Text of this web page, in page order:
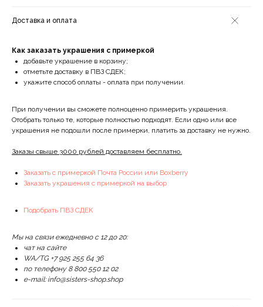
Доставка и оплата
Как заказать украшения с примеркой
добавьте украшение в корзину;
отметьте доставку в ПВЗ СДЕК;
укажите способ оплаты - оплата при получении.
При получении вы сможете полноценно примерить украшения.
Отобрать только те, которые полностью подходят. Если одно или все
украшения не подошли после примерки, платить за доставку не нужно.
Заказы свыше 3000 рублей доставляем бесплатно.
Заказать с примеркой Почта России или Boxberry
Заказать украшения с примеркой на выбор
Подобрать ПВЗ СДЕК
Мы на связи ежедневно с 12 до 20:
чат на сайте
WA/TG +7 925 255 64 36
по телефону 8 800 550 12 02
e-mail: info@sisters-shop.shop